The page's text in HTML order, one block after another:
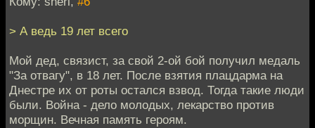
> А ведь 19 лет всего
Мой дед, связист, за свой 2-ой бой получил медаль
"За отвагу", в 18 лет. После взятия плацдарма на
Днестре их от роты остался взвод. Тогда такие люди
были. Война - дело молодых, лекарство против
морщин. Вечная память героям.